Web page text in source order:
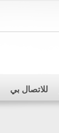
للاتصال بي